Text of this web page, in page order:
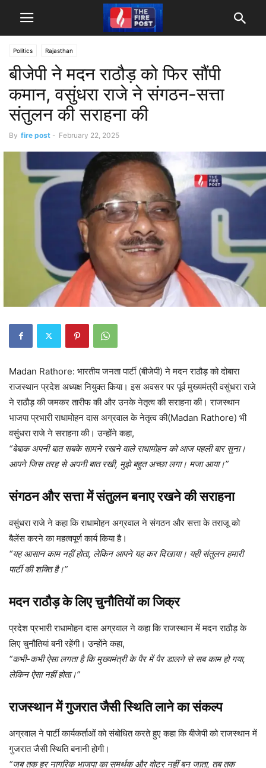
Politics Rajasthan
बीजेपी ने मदन राठौड़ को फिर सौंपी
कमान, वसुंधरा राजे ने संगठन-सत्ता
संतुलन की सराहना की
By fire post - February 22, 2025
Madan Rathore: भारतीय जनता पार्टी (बीजेपी) ने मदन राठौड़ को दोबारा
राजस्थान प्रदेश अध्यक्ष नियुक्त किया। इस अवसर पर पूर्व मुख्यमंत्री वसुंधरा राजे
ने राठौड़ की जमकर तारीफ की और उनके नेतृत्व की सराहना की। राजस्थान
भाजपा प्रभारी राधामोहन दास अग्रवाल के नेतृत्व की(Madan Rathore) भी
वसुंधरा राजे ने सराहना की। उन्होंने कहा,
“बेबाक अपनी बात सबके सामने रखने वाले राधामोहन को आज पहली बार सुना।
आपने जिस तरह से अपनी बात रखी, मुझे बहुत अच्छा लगा। मजा आया।”
संगठन और सत्ता में संतुलन बनाए रखने की सराहना
वसुंधरा राजे ने कहा कि राधामोहन अग्रवाल ने संगठन और सत्ता के तराजू को
बैलेंस करने का महत्वपूर्ण कार्य किया है।
“यह आसान काम नहीं होता, लेकिन आपने यह कर दिखाया। यही संतुलन हमारी
पार्टी की शक्ति है।”
मदन राठौड़ के लिए चुनौतियों का जिक्र
प्रदेश प्रभारी राधामोहन दास अग्रवाल ने कहा कि राजस्थान में मदन राठौड़ के
लिए चुनौतियां बनी रहेंगी। उन्होंने कहा,
“कभी-कभी ऐसा लगता है कि मुख्यमंत्री के पैर में पैर डालने से सब काम हो गया,
लेकिन ऐसा नहीं होता।”
राजस्थान में गुजरात जैसी स्थिति लाने का संकल्प
अग्रवाल ने पार्टी कार्यकर्ताओं को संबोधित करते हुए कहा कि बीजेपी को राजस्थान में
गुजरात जैसी स्थिति बनानी होगी।
“जब तक हर नागरिक भाजपा का समर्थक और वोटर नहीं बन जाता, तब तक